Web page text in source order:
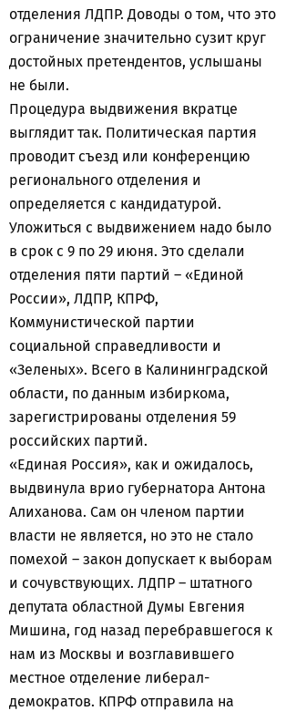
отделения ЛДПР. Доводы о том, что это
ограничение значительно сузит круг
достойных претендентов, услышаны
не были.
Процедура выдвижения вкратце
выглядит так. Политическая партия
проводит съезд или конференцию
регионального отделения и
определяется с кандидатурой.
Уложиться с выдвижением надо было
в срок с 9 по 29 июня. Это сделали
отделения пяти партий – «Единой
России», ЛДПР, КПРФ,
Коммунистической партии
социальной справедливости и
«Зеленых». Всего в Калининградской
области, по данным избиркома,
зарегистрированы отделения 59
российских партий.
«Единая Россия», как и ожидалось,
выдвинула врио губернатора Антона
Алиханова. Сам он членом партии
власти не является, но это не стало
помехой – закон допускает к выборам
и сочувствующих. ЛДПР – штатного
депутата областной Думы Евгения
Мишина, год назад перебравшегося к
нам из Москвы и возглавившего
местное отделение либерал-
демократов. КПРФ отправила на